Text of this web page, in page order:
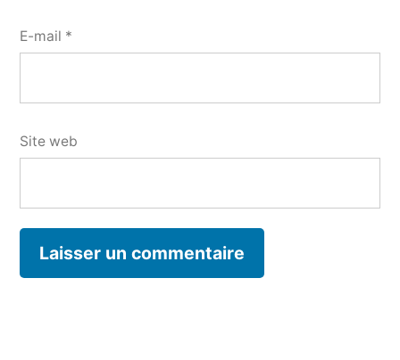
E-mail *
Site web